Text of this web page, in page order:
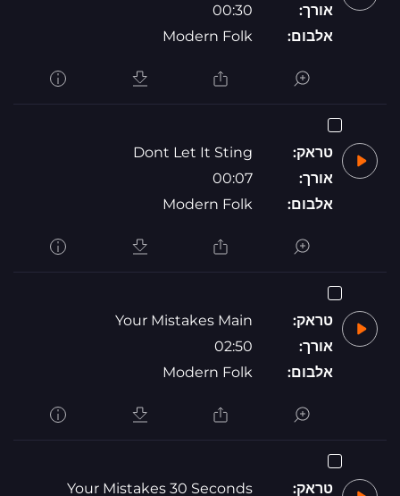
אורך:
00:30
אלבום:
Modern Folk
טראק:
Dont Let It Sting
אורך:
00:07
אלבום:
Modern Folk
טראק:
Your Mistakes Main
אורך:
02:50
אלבום:
Modern Folk
טראק: Your Mistakes 30 Seconds